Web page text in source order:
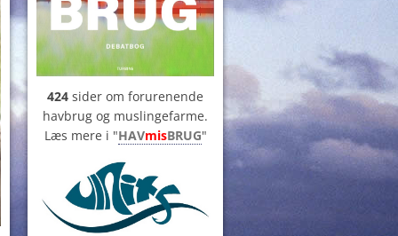
424 sider om forurenende
havbrug og muslingefarme.
Læs mere i "HAVmisBRUG"